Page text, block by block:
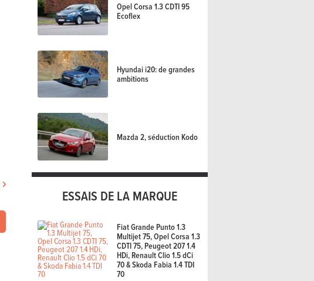
Opel Corsa 1.3 CDTI 95
Ecoflex
Hyundai i20: de grandes
ambitions
Mazda 2, séduction Kodo
ESSAIS DE LA MARQUE
Fiat Grande Punto 1.3
Multijet 75, Opel Corsa 1.3
CDTI 75, Peugeot 207 1.4
HDi, Renault Clio 1.5 dCi
70 & Skoda Fabia 1.4 TDI
70